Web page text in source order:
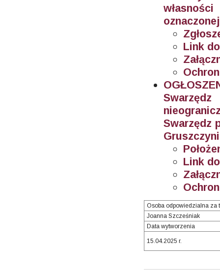
Link
Swarzędz
Link
Osoba odpowiedzialna za
Joanna Szcześniak
Data wytworzenia
15.04.2025 r.